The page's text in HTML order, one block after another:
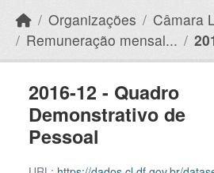
Organizações
Câmara
Remuneração mensal...
2016-12 - Quadro
Demonstrativo de
Pessoal